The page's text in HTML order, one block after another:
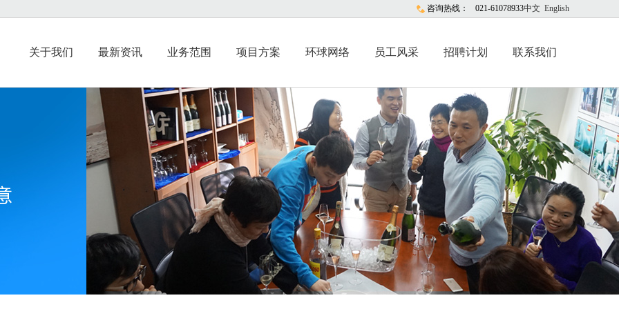
咨询热线： 021-61078933中文 English
关于我们 最新资讯 业务范围 项目方案 环球网络 员工风采 招聘计划 联系我们